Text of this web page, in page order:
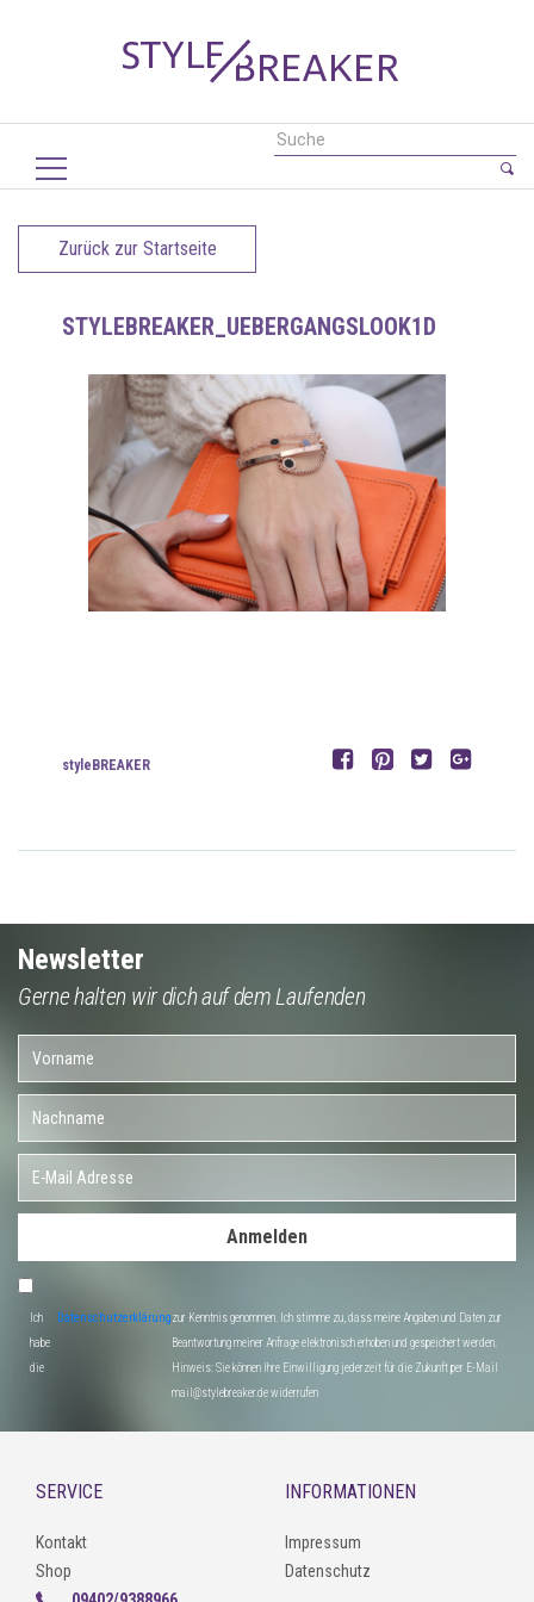
Zurück zur Startseite
STYLEBREAKER_UEBERGANGSLOOK1D
styleBREAKER
Newsletter
Gerne halten wir dich auf dem Laufenden
Anmelden
Ich
habe
die
Datenschutzerklärungzur Kenntnis genommen. Ich stimme zu, dass meine Angaben und Daten zur
Beantwortung meiner Anfrage elektronisch erhoben und gespeichert werden.
Hinweis: Sie können Ihre Einwilligung jederzeit für die Zukunft per E-Mail
mail@stylebreaker.de widerrufen
SERVICE
Kontakt
Shop
INFORMATIONEN
Impressum
Datenschutz